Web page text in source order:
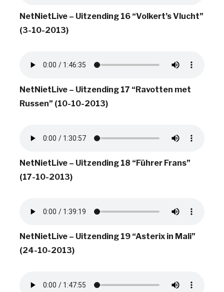
NetNietLive – Uitzending 16 “Volkert’s Vlucht”
(3-10-2013)
NetNietLive – Uitzending 17 “Ravotten met
Russen” (10-10-2013)
NetNietLive – Uitzending 18 “Führer Frans”
(17-10-2013)
NetNietLive – Uitzending 19 “Asterix in Mali”
(24-10-2013)